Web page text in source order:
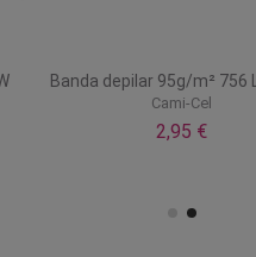
Banda depilar 95g/m² 756
Cami-Cel
2,95 €